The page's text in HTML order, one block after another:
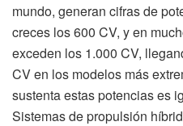
mundo, generan cifras de
creces los 600 CV, y en
exceden los 1.000 CV,
CV en los modelos más
sustenta estas potencias es
Sistemas de propulsión